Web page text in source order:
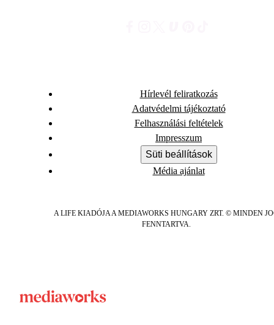
Hírlevél feliratkozás
Adatvédelmi tájékoztató
Felhasználási feltételek
Impresszum
Süti beállítások
Média ajánlat
A LIFE KIADÓJA A MEDIAWORKS HUNGARY ZRT. © MINDEN
FENNTARTVA.